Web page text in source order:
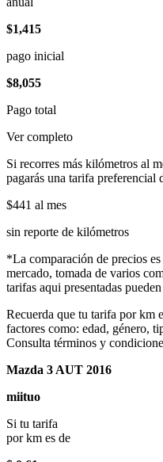
$1,415
pago inicial
$8,055
Pago total
Ver completo
Si recorres más kilómetros al
pagarás una tarifa preferencial
$441 al mes
sin reporte de kilómetros
*La comparación de precios
mercado, tomada de varios
tarifas aqui presentadas
Recuerda que tu tarifa por km
factores como: edad, género,
Consulta términos y
Mazda 3 AUT 2016
miituo
Si tu tarifa
por km es de